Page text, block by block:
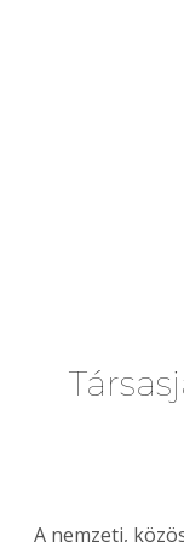
A nemzeti,